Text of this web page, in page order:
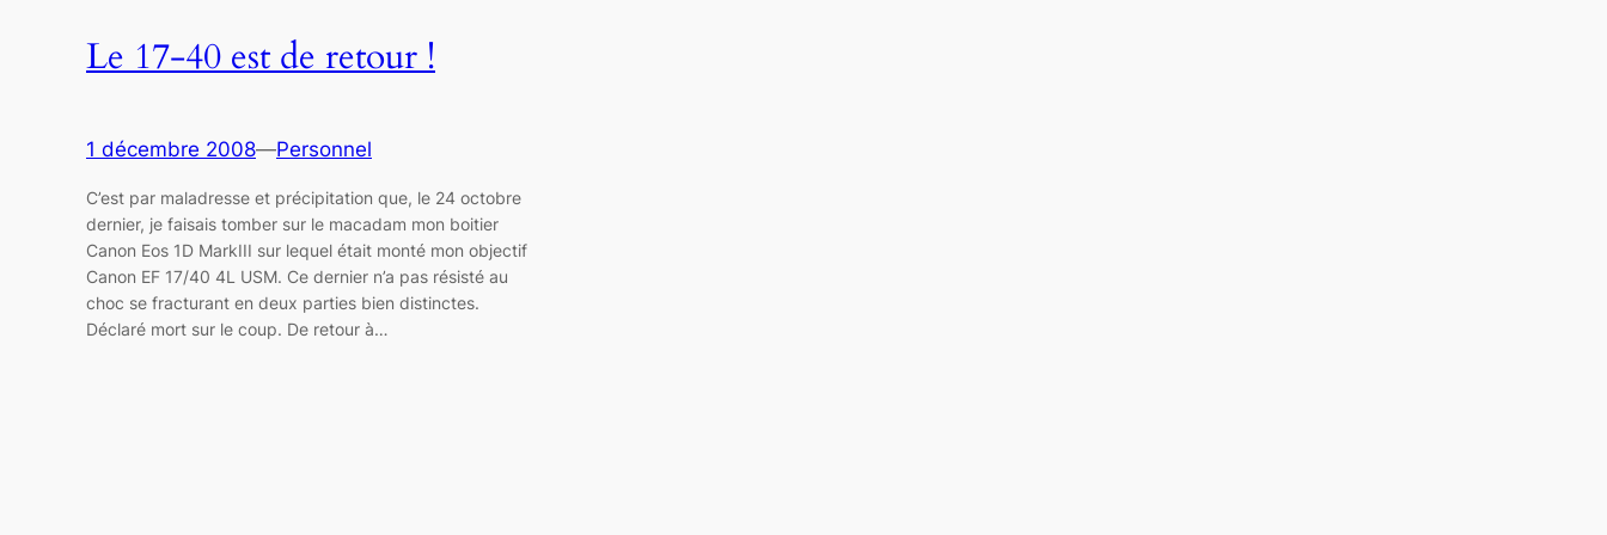
Le 17-40 est de retour !
1 décembre 2008—Personnel
C’est par maladresse et précipitation que, le 24 octobre
dernier, je faisais tomber sur le macadam mon boitier
Canon Eos 1D MarkIII sur lequel était monté mon objectif
Canon EF 17/40 4L USM. Ce dernier n’a pas résisté au
choc se fracturant en deux parties bien distinctes.
Déclaré mort sur le coup. De retour à…